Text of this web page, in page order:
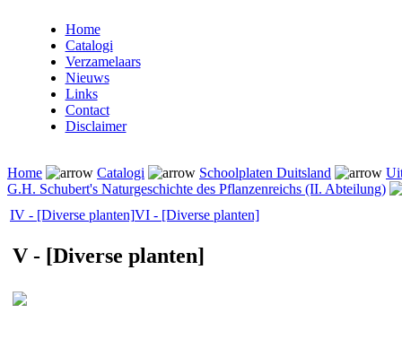
Home
Catalogi
Verzamelaars
Nieuws
Links
Contact
Disclaimer
Home Catalogi Schoolplaten Duitsland
G.H. Schubert's Naturgeschichte des Pflanzenreichs (II. Abteilung)
IV - [Diverse planten]VI - [Diverse planten]
V - [Diverse planten]